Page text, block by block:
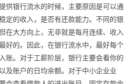
供银行流水的时候，主要原因是可以通
定的收入，是否有还款能力。不同的银
在大方向上，无非就是每月连续、收入
好的。因此，在银行流水中，最好每个
账。对于工薪阶层，银行主要会看你的
及账户的日均余额。对于中小企业业